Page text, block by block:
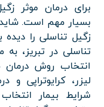
برای درمان موثر
بسیار مهم است. شاید
زگیل تناسلی را دیده
انتخاب روش
لیزر، کرایوتراپی و
شرایط بیمار